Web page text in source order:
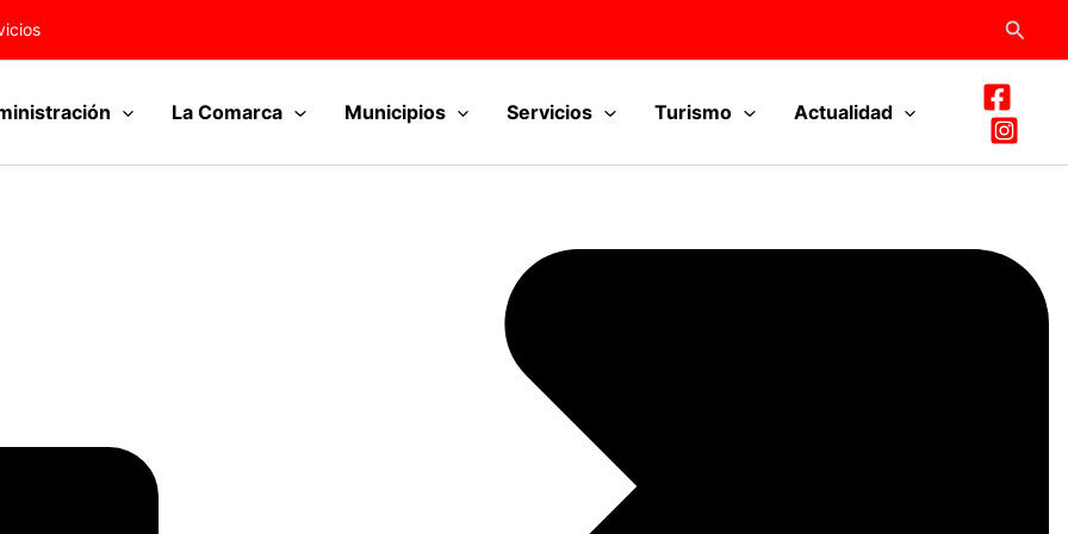
La Comarca Municipios Servicios Turismo Actualidad